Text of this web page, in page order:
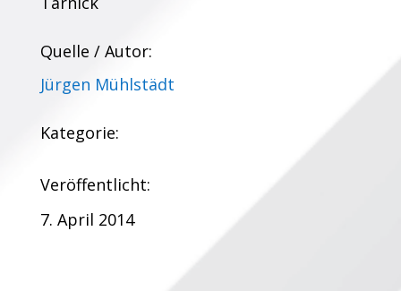
Quelle / Autor:
Jürgen Mühlstädt
Kategorie:
Veröffentlicht:
7. April 2014